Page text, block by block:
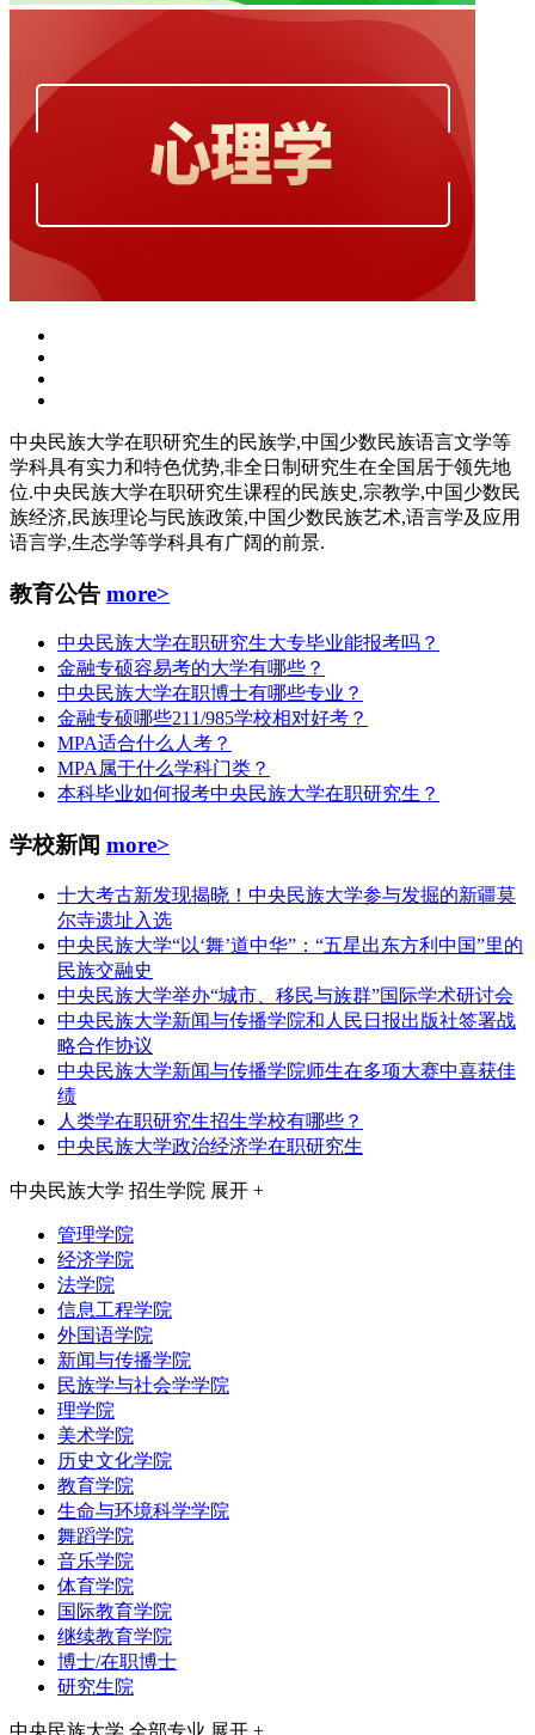
中央民族大学在职研究生的民族学,中国少数民族语言文学等
学科具有实力和特色优势,非全日制研究生在全国居于领先地
位.中央民族大学在职研究生课程的民族史,宗教学,中国少数民
族经济,民族理论与民族政策,中国少数民族艺术,语言学及应用
语言学,生态学等学科具有广阔的前景.
教育公告 more>
中央民族大学在职研究生大专毕业能报考吗？
金融专硕容易考的大学有哪些？
中央民族大学在职博士有哪些专业？
金融专硕哪些211/985学校相对好考？
MPA适合什么人考？
MPA属于什么学科门类？
本科毕业如何报考中央民族大学在职研究生？
学校新闻 more>
十大考古新发现揭晓！中央民族大学参与发掘的新疆莫
尔寺遗址入选
中央民族大学“以‘舞’道中华”：“五星出东方利中国”里的
民族交融史
中央民族大学举办“城市、移民与族群”国际学术研讨会
中央民族大学新闻与传播学院和人民日报出版社签署战
略合作协议
中央民族大学新闻与传播学院师生在多项大赛中喜获佳
绩
人类学在职研究生招生学校有哪些？
中央民族大学政治经济学在职研究生
中央民族大学 招生学院 展开 +
管理学院
经济学院
法学院
信息工程学院
外国语学院
新闻与传播学院
民族学与社会学学院
理学院
美术学院
历史文化学院
教育学院
生命与环境科学学院
舞蹈学院
音乐学院
体育学院
国际教育学院
继续教育学院
博士/在职博士
研究生院
中央民族大学 全部专业 展开 +